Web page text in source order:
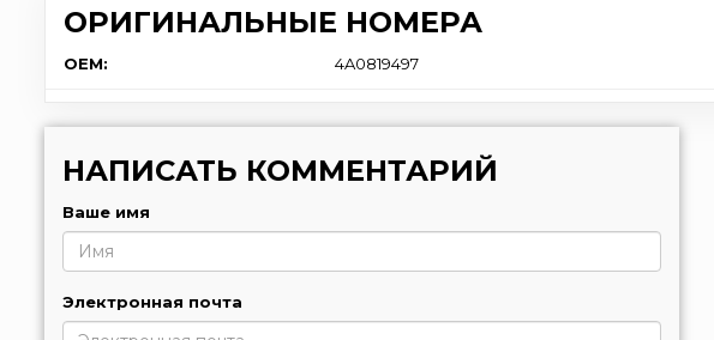
ОРИГИНАЛЬНЫЕ НОМЕРА
OEM: 4A0819497
НАПИСАТЬ КОММЕНТАРИЙ
Ваше имя
Электронная почта